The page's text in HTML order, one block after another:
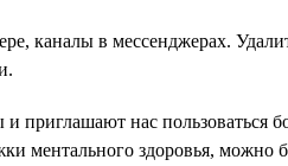
каналы в мессенджерах.
приглашают нас
ментального здоровья,